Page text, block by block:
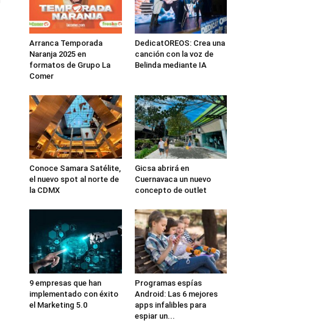
Arranca Temporada
Naranja 2025 en
formatos de Grupo La
Comer
DedicatOREOS: Crea una
canción con la voz de
Belinda mediante IA
Conoce Samara Satélite,
el nuevo spot al norte de
la CDMX
Gicsa abrirá en
Cuernavaca un nuevo
concepto de outlet
9 empresas que han
implementado con éxito
el Marketing 5.0
Programas espías
Android: Las 6 mejores
apps infalibles para
espiar un...